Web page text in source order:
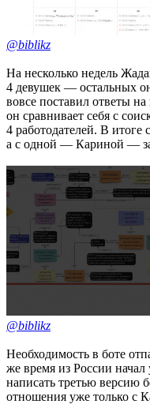
@biblikz
На несколько недель
4 девушек — остальных
вовсе поставил ответы
он сравнивает себя с
4 работодателей. В итоге
а с одной — Кариной —
@biblikz
Необходимость в боте
же время из России
написать третью версию
отношения уже только с